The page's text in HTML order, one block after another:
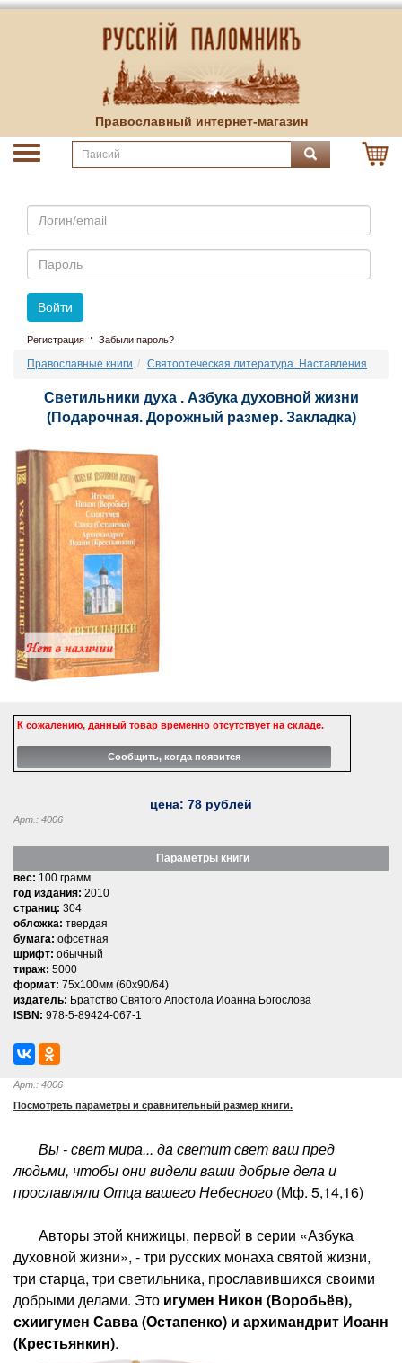
Православный интернет-магазин
Email
Пароль
Войти
Регистрация · Забыли пароль?
Православные книги Святоотеческая литература. Наставления
Светильники духа . Азбука духовной жизни
(Подарочная. Дорожный размер. Закладка)
К сожалению, данный товар временно отсутствует на складе.
цена: 78 рублей
Арт.: 4006
Параметры книги
вес: 100 грамм
год издания: 2010
страниц: 304
обложка: твердая
бумага: офсетная
шрифт: обычный
тираж: 5000
формат: 75x100мм (60x90/64)
издатель: Братство Святого Апостола Иоанна Богослова
ISBN: 978-5-89424-067-1
Арт.: 4006
Посмотреть параметры и сравнительный размер книги.
Вы - свет мира... да светит свет ваш пред
людьми, чтобы они видели ваши добрые дела и
прославляли Отца вашего Небесного (Мф. 5,14,16)
Авторы этой книжицы, первой в серии «Азбука
духовной жизни», - три русских монаха святой жизни,
три старца, три светильника, прославившихся своими
добрыми делами. Это игумен Никон (Воробьёв),
схиигумен Савва (Остапенко) и архимандрит Иоанн
(Крестьянкин).